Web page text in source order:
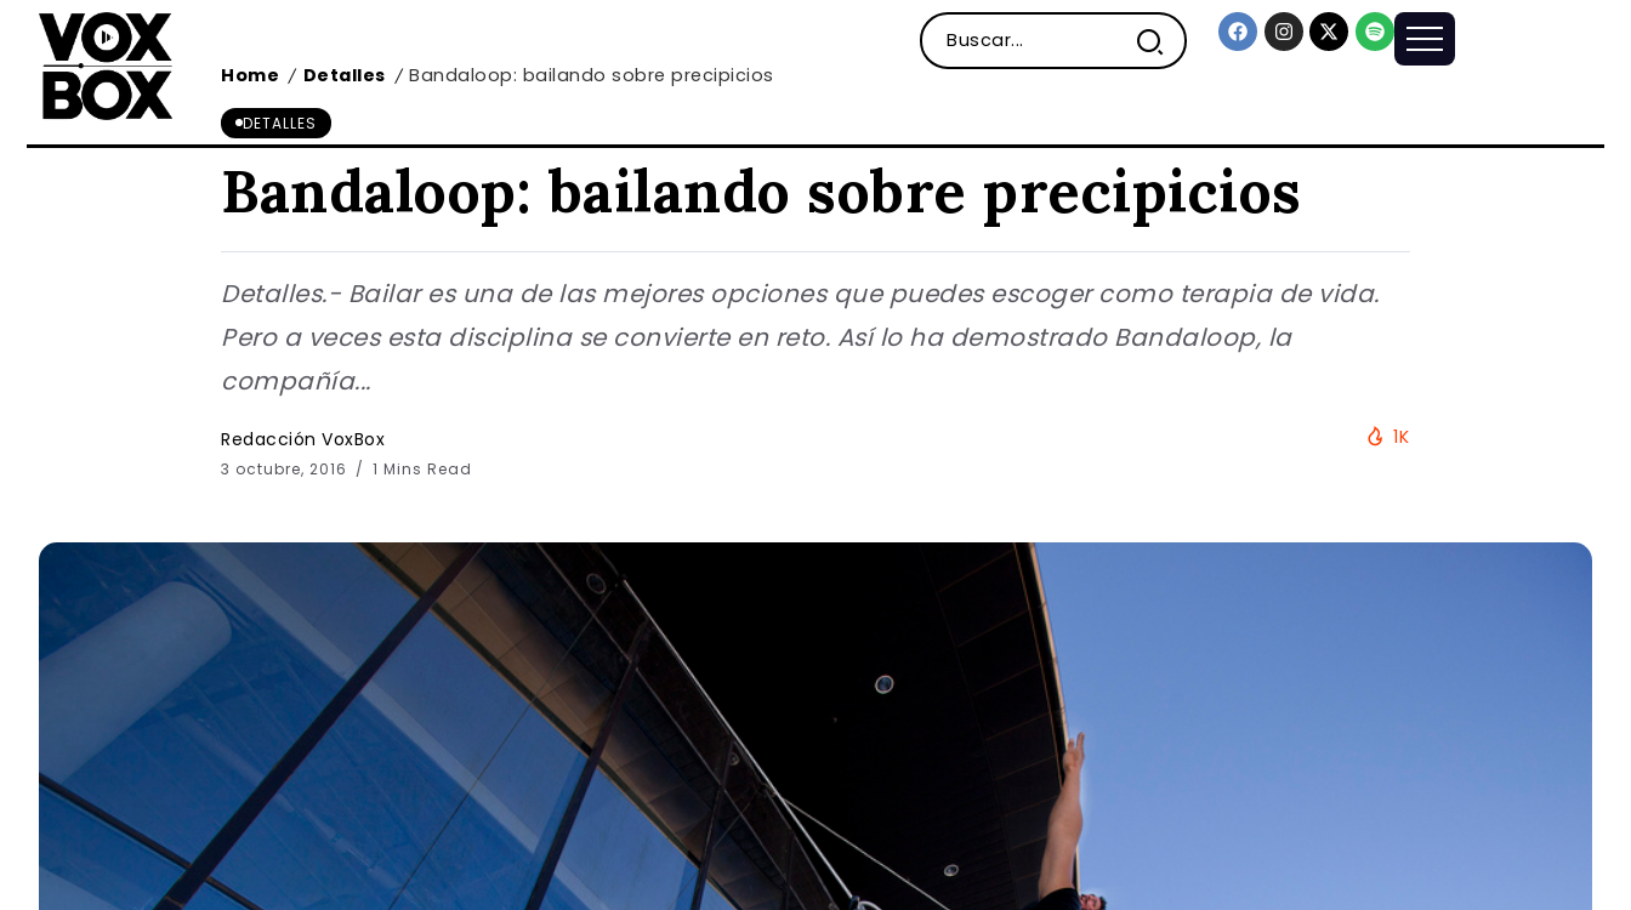
Home / Detalles / Bandaloop: bailando sobre precipicios
DETALLES
Bandaloop: bailando sobre precipicios
Detalles.- Bailar es una de las mejores opciones que puedes escoger como terapia de vida.
Pero a veces esta disciplina se convierte en reto. Así lo ha demostrado Bandaloop, la
compañía...
Redacción VoxBox
3 octubre, 2016 1 Mins Read
1K